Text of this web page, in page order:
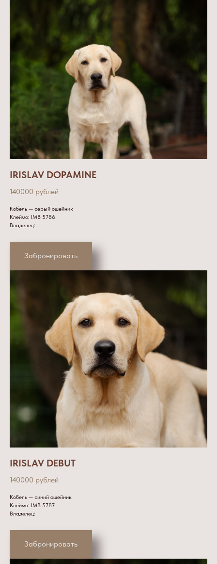
IRISLAV DOPAMINE
140000 рублей
Кобель — серый ошейник
Клеймо: IMB 5786
Владелец:
Забронировать
IRISLAV DEBUT
140000 рублей
Кобель — синий ошейник
Клеймо: IMB 5787
Владелец:
Забронировать